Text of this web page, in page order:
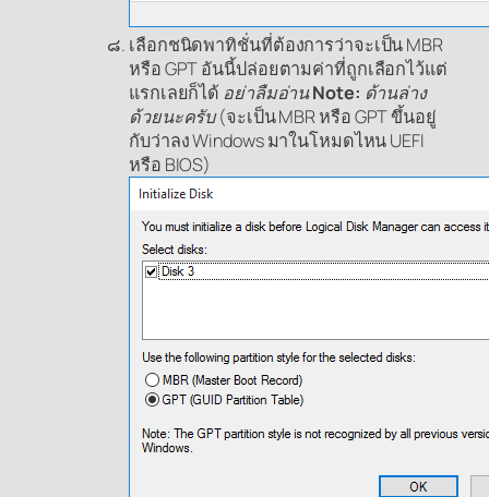
เลือกชนิดพาทิชั่นที่ต้องการว่าจะเป็น MBR
หรือ GPT อันนี้ปล่อยตามค่าที่ถูกเลือกไว้แต่
แรกเลยก็ได้ อย่าลืมอ่านNote: ด้านล่าง
ด้วยนะครับ(จะเป็น MBR หรือ GPT ขึ้นอยู่
กับว่าลง Windows มาในโหมดไหน UEFI
หรือ BIOS)